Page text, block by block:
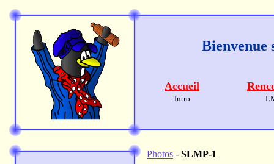
Accueil
Intro
Photos - SLMP-1